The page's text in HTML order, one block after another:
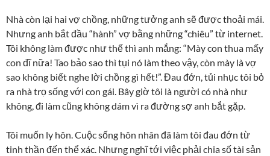
Nhà còn lại hai vợ chồng, những tưởng anh sẽ được thoải mái.
Nhưng anh bắt đầu “hành” vợ bằng những “chiêu” từ internet.
Tôi không làm được như thế thì anh mắng: “Mày con thua mấy
con đĩ nữa! Tao bảo sao thì tụi nó làm theo vậy, còn mày là vợ
sao không biết nghe lời chồng gì hết!”. Đau đớn, tủi nhục tôi bỏ
ra nhà trọ sống với con gái. Bây giờ tôi là người có nhà như
không, đi làm cũng không dám vì ra đường sợ anh bắt gặp.
Tôi muốn ly hôn. Cuộc sống hôn nhân đã làm tôi đau đớn từ
tinh thần đến thể xác. Nhưng nghĩ tới việc phải chia số tài sản